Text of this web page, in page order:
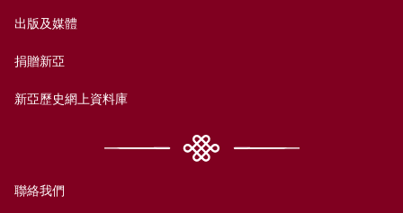
出版及媒體
捐贈新亞
新亞歷史網上資料庫
聯絡我們